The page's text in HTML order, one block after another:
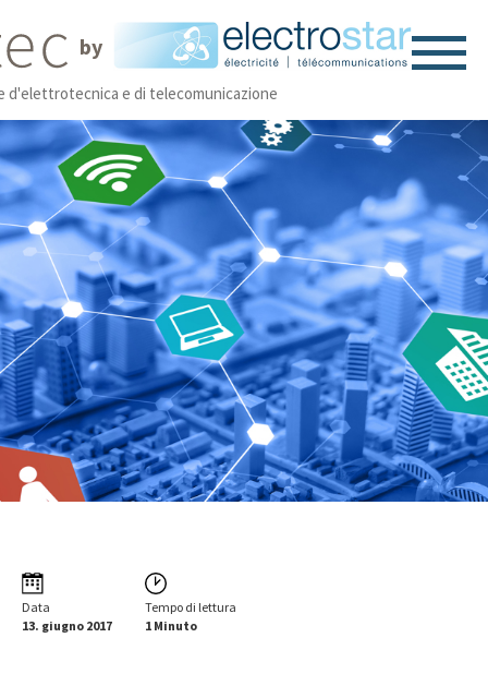
by
d'elettrotecnica e di telecomunicazione
Data
13. giugno 2017
Tempo di lettura
1 Minuto